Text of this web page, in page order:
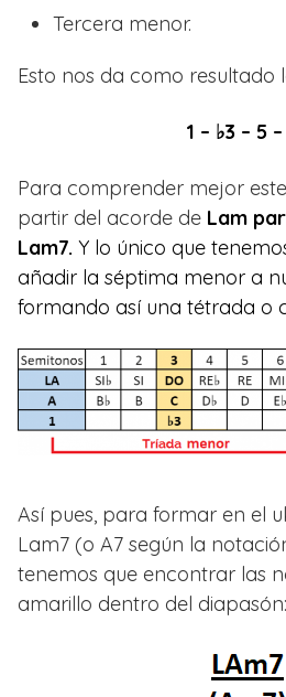
Tercera menor.
Esto nos da como resultado
1 – ♭3 – 5
Para comprender mejor
partir del acorde de Lam
Lam7. Y lo único que
añadir la séptima menor a
formando así una tétrada o
Así pues, para formar en el
Lam7 (o A7 según la
tenemos que encontrar las
amarillo dentro del diapasón: